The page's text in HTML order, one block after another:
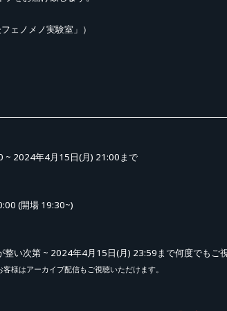
ェノメノ実験室」）
~ 2024年4月15日(月) 21:00まで
(開場 19:30~)
整い次第 ~ 2024年4月15日(月) 23:59まで何度でもご視
様はアーカイブ配信もご視聴いただけます。